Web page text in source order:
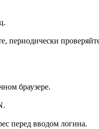
периодически
браузере.
перед вводом логина.